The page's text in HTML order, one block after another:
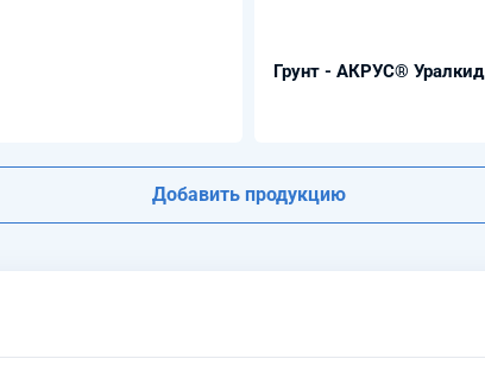
Грунт - АКРУС® Уралкид
Добавить продукцию